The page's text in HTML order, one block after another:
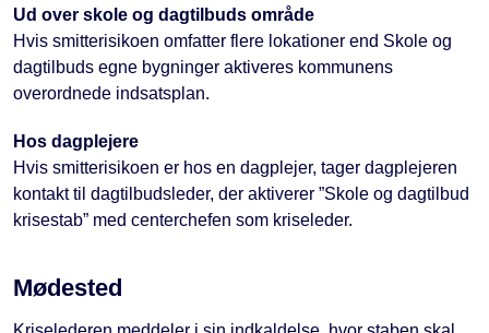
Ud over skole og dagtilbuds område
Hvis smitterisikoen omfatter flere lokationer end Skole og
dagtilbuds egne bygninger aktiveres kommunens
overordnede indsatsplan.
Hos dagplejere
Hvis smitterisikoen er hos en dagplejer, tager dagplejeren
kontakt til dagtilbudsleder, der aktiverer ”Skole og dagtilbud
krisestab” med centerchefen som kriseleder.
Mødested